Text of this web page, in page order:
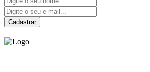
Cadastrar